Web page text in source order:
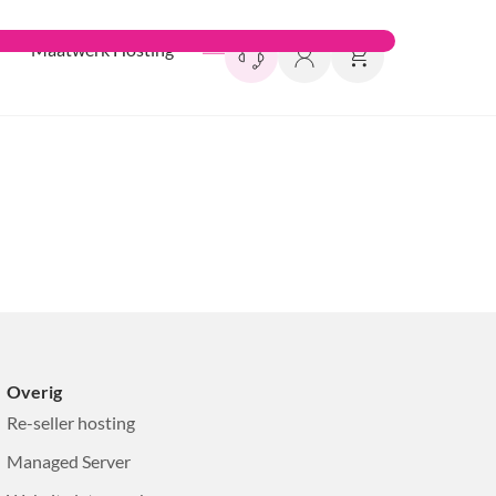
Maatwerk Hosting
Overig
Re-seller hosting
Managed Server